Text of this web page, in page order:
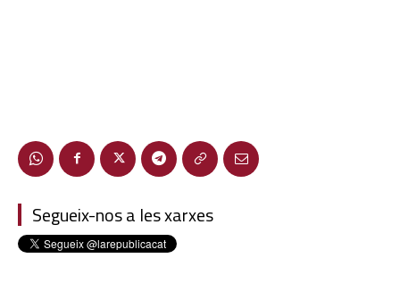
Segueix-nos a les xarxes